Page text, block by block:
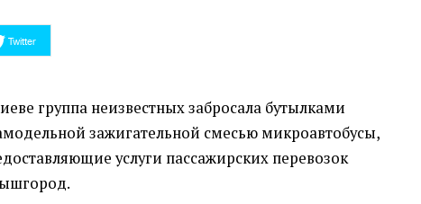
Twitter
группа неизвестных забросала бутылками
зажигательной смесью микроавтобусы,
услуги пассажирских перевозок